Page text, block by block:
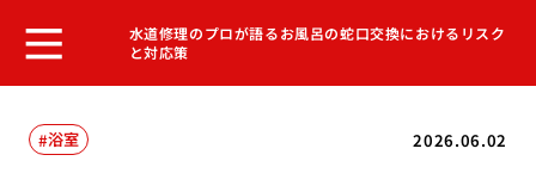
水道修理のプロが語るお風呂の蛇口交換におけるリスク
と対応策
2026.06.02
浴室